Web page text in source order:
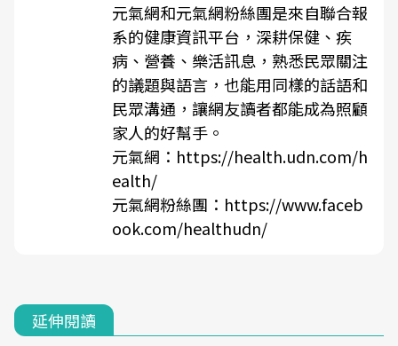
元氣網和元氣網粉絲團是來自聯合報
系的健康資訊平台，深耕保健、疾
病、營養、樂活訊息，熟悉民眾關注
的議題與語言，也能用同樣的話語和
民眾溝通，讓網友讀者都能成為照顧
家人的好幫手。
元氣網： https://health.udn.com/h
ealth/
元氣網粉絲團： https://www.faceb
ook.com/healthudn/
延伸閱讀